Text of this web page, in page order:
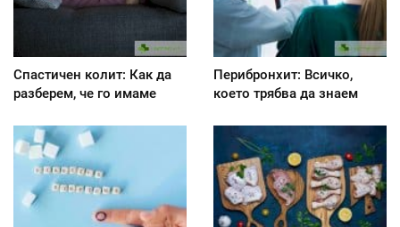
Спастичен колит: Как да
разберем, че го имаме
Перибронхит: Всичко,
което трябва да знаем